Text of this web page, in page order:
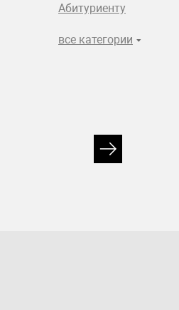
Абитуриенту
все категории